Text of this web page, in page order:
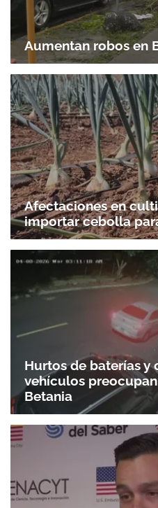
Gracias por
Aumentan robos en
Afectaciones en
importar cebolla
Hurtos de baterías y
vehículos
Betania